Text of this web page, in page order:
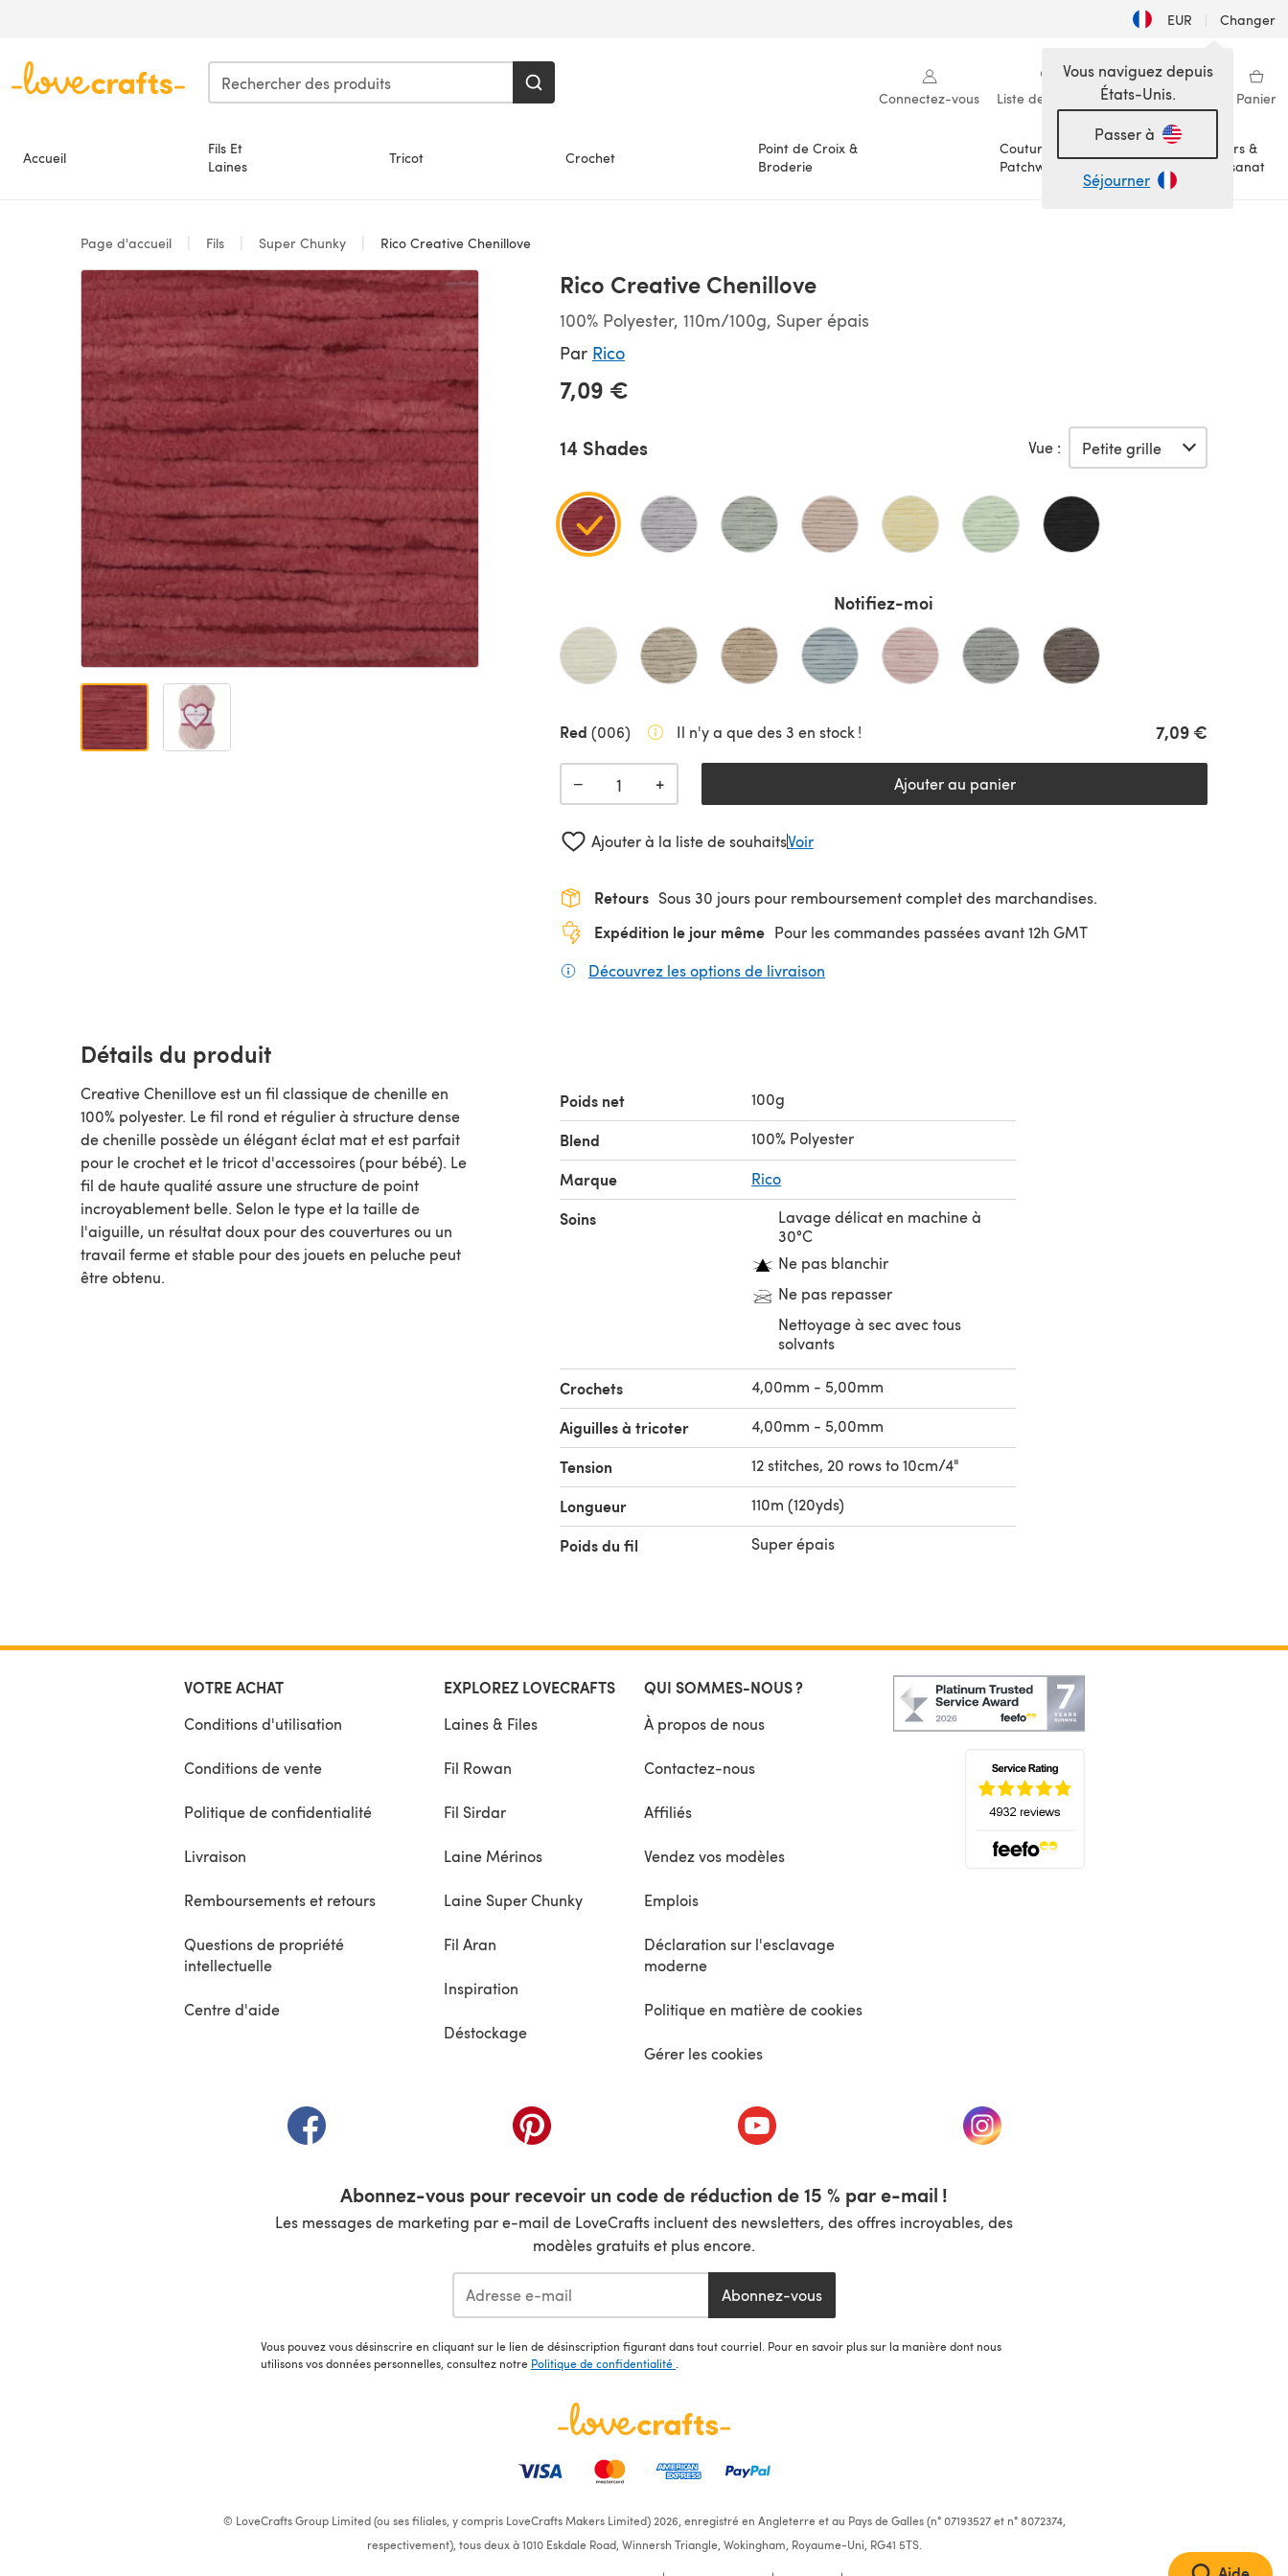
EUR | Changer
Connectez-vous Liste de souhaits Ma bibliothèque Panier
Accueil
Fils Et
Laines
Tricot Crochet
Point de Croix &
Broderie
Couture &
Patchwork
Loisirs &
Artisanat
Vous naviguez depuis
États-Unis.
Passer à
Séjourner
Page d'accueil Fils Super Chunky Rico Creative Chenillove
Rico Creative Chenillove
100% Polyester, 110m/100g, Super épais
Par Rico
7,09 €
14 Shades Vue :
Notifiez-moi
Red (006) Il n'y a que des 3 en stock ! 7,09 €
− + Ajouter au panier
Ajouter à la liste de souhaitsVoir
Retours Sous 30 jours pour remboursement complet des marchandises.
Expédition le jour même Pour les commandes passées avant 12h GMT
Découvrez les options de livraison
Détails du produit
Creative Chenillove est un fil classique de chenille en
100% polyester. Le fil rond et régulier à structure dense
de chenille possède un élégant éclat mat et est parfait
pour le crochet et le tricot d'accessoires (pour bébé). Le
fil de haute qualité assure une structure de point
incroyablement belle. Selon le type et la taille de
l'aiguille, un résultat doux pour des couvertures ou un
travail ferme et stable pour des jouets en peluche peut
être obtenu.
Poids net 100g
Blend 100% Polyester
Marque Rico
Soins
Lavage délicat en machine à
30°C
Ne pas blanchir
Ne pas repasser
Nettoyage à sec avec tous
solvants
Crochets 4,00mm - 5,00mm
Aiguilles à tricoter 4,00mm - 5,00mm
Tension 12 stitches, 20 rows to 10cm/4"
Longueur 110m (120yds)
Poids du fil Super épais
VOTRE ACHAT
Conditions d'utilisation
Conditions de vente
Politique de confidentialité
Livraison
Remboursements et retours
Questions de propriété
intellectuelle
Centre d'aide
EXPLOREZ LOVECRAFTS
Laines & Files
Fil Rowan
Fil Sirdar
Laine Mérinos
Laine Super Chunky
Fil Aran
Inspiration
Déstockage
QUI SOMMES-NOUS ?
À propos de nous
Contactez-nous
Affiliés
Vendez vos modèles
Emplois
Déclaration sur l'esclavage
moderne
Politique en matière de cookies
Gérer les cookies
(s'ouvre dans un nouvel onglet) (s'ouvre dans un nouvel onglet) (s'ouvre dans un nouvel onglet) (s'ouvre dans un nouvel onglet)
Abonnez-vous pour recevoir un code de réduction de 15 % par e-mail !
Les messages de marketing par e-mail de LoveCrafts incluent des newsletters, des offres incroyables, des
modèles gratuits et plus encore.
Abonnez-vous
Vous pouvez vous désinscrire en cliquant sur le lien de désinscription figurant dans tout courriel. Pour en savoir plus sur la manière dont nous
utilisons vos données personnelles, consultez notre Politique de confidentialité
© LoveCrafts Group Limited (ou ses filiales, y compris LoveCrafts Makers Limited) 2026, enregistré en Angleterre et au Pays de Galles (n° 07193527 et n° 8072374,
respectivement), tous deux à 1010 Eskdale Road, Winnersh Triangle, Wokingham, Royaume-Uni, RG41 5TS.